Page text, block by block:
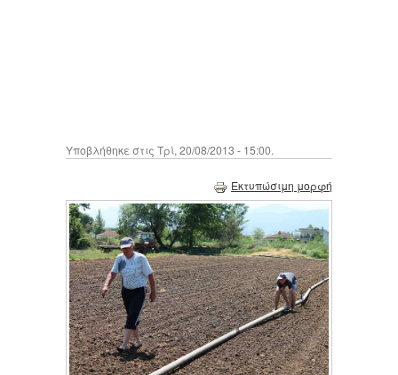
Υποβλήθηκε στις Τρί, 20/08/2013 - 15:00.
Εκτυπώσιμη μορφή